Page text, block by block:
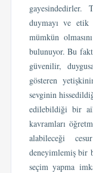
gayesindedirler.
duymayı ve etik
mümkün
bulunuyor. Bu
güvenilir,
gösteren
sevginin
edilebildiği bir
kavramları
alabileceği
deneyimlemiş bir
seçim yapma